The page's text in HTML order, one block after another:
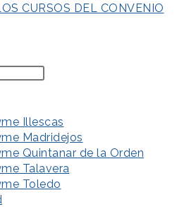
CURSOS DEL CONVENIO
Illescas
Madridejos
Quintanar de la Orden
Talavera
Toledo